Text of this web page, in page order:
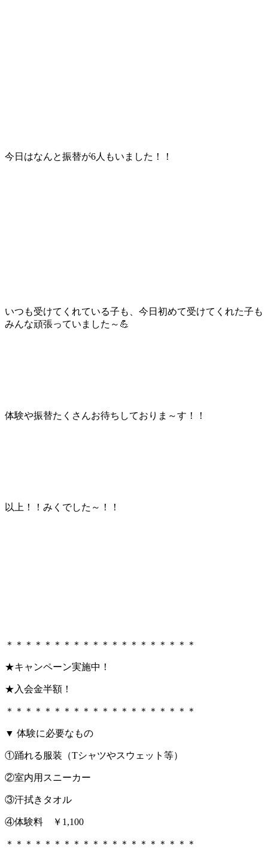
今日はなんと振替が6人もいました！！
いつも受けてくれている子も、今日初めて受けてくれた子も
みんな頑張っていました～💪
体験や振替たくさんお待ちしておりま～す！！
以上！！みくでした～！！
＊＊＊＊＊＊＊＊＊＊＊＊＊＊＊＊＊＊＊＊
★キャンペーン実施中！
★入会金半額！
＊＊＊＊＊＊＊＊＊＊＊＊＊＊＊＊＊＊＊＊
▼ 体験に必要なもの
①踊れる服装（Tシャツやスウェット等）
②室内用スニーカー
③汗拭きタオル
④体験料 ￥1,100
＊＊＊＊＊＊＊＊＊＊＊＊＊＊＊＊＊＊＊＊